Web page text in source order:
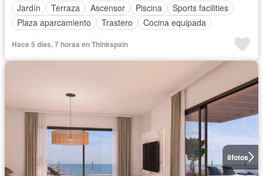
Jardín
Terraza Ascensor Piscina
Sports facilities
Plaza aparcamiento
Trastero Cocina equipada
Hace 5 días, 7 horas en Thinkspain
8fotos